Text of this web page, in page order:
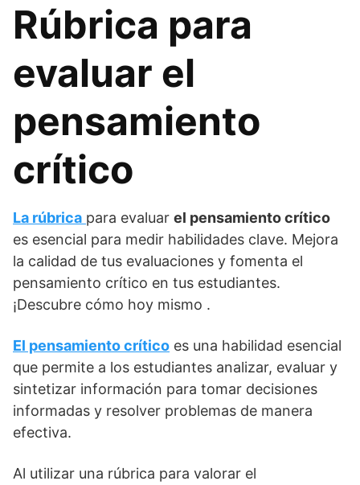
Rúbrica para
evaluar el
pensamiento
crítico
La rúbrica para evaluar el pensamiento crítico
es esencial para medir habilidades clave. Mejora
la calidad de tus evaluaciones y fomenta el
pensamiento crítico en tus estudiantes.
¡Descubre cómo hoy mismo .
El pensamiento crítico es una habilidad esencial
que permite a los estudiantes analizar, evaluar y
sintetizar información para tomar decisiones
informadas y resolver problemas de manera
efectiva.
Al utilizar una rúbrica para valorar el